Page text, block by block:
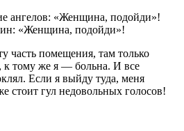
ангелов: «Женщина, подойди»!
«Женщина, подойди»!
часть помещения, там только
тому же я — больна. И все
Если я выйду туда, меня
стоит гул недовольных голосов!